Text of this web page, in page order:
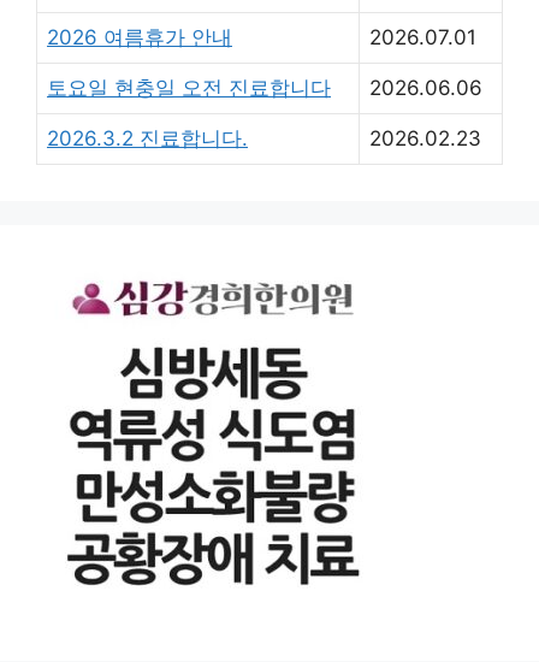
2026 여름휴가 안내 2026.07.01
토요일 현충일 오전 진료합니다 2026.06.06
2026.3.2 진료합니다. 2026.02.23